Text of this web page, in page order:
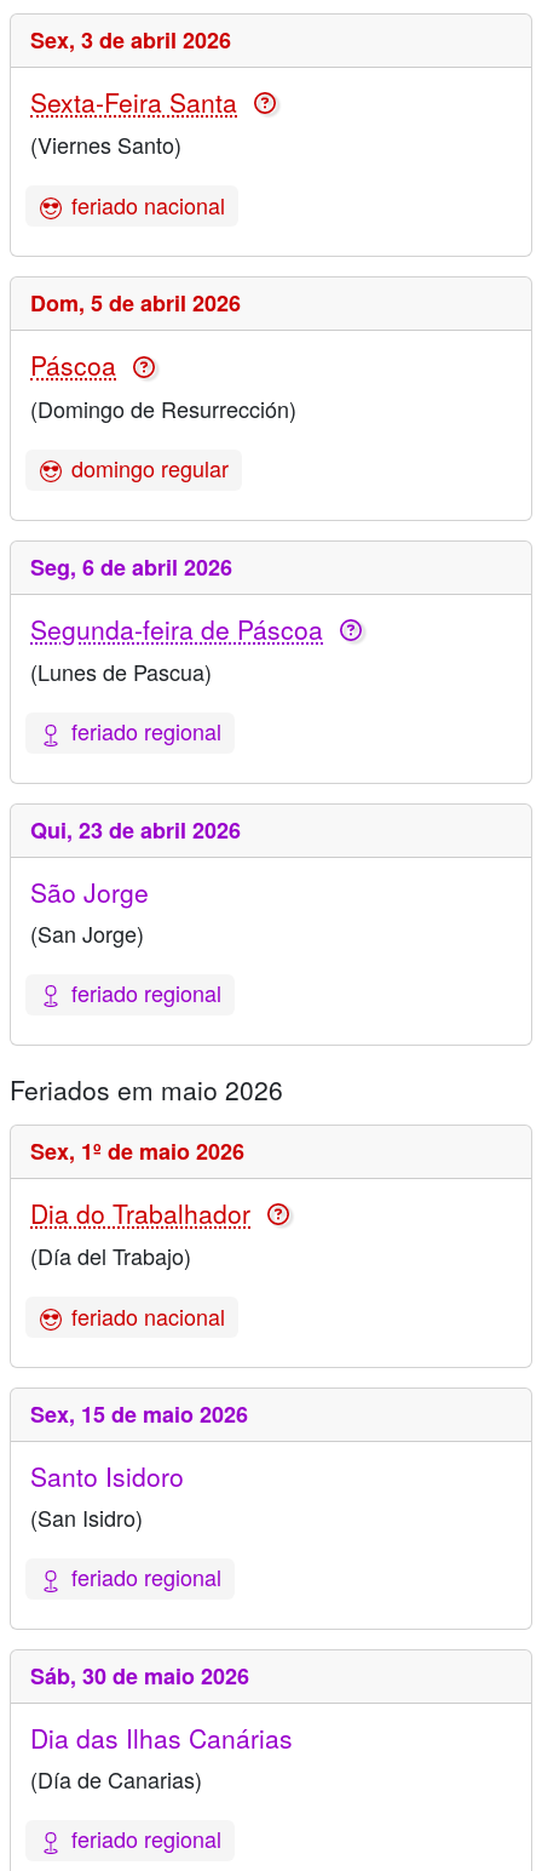
Sex, 3 de abril 2026
Sexta-Feira Santa
(Viernes Santo)
feriado nacional
Dom, 5 de abril 2026
Páscoa
(Domingo de Resurrección)
domingo regular
Seg, 6 de abril 2026
Segunda-feira de Páscoa
(Lunes de Pascua)
feriado regional
Qui, 23 de abril 2026
São Jorge
(San Jorge)
feriado regional
Feriados em maio 2026
Sex, 1º de maio 2026
Dia do Trabalhador
(Día del Trabajo)
feriado nacional
Sex, 15 de maio 2026
Santo Isidoro
(San Isidro)
feriado regional
Sáb, 30 de maio 2026
Dia das Ilhas Canárias
(Día de Canarias)
feriado regional